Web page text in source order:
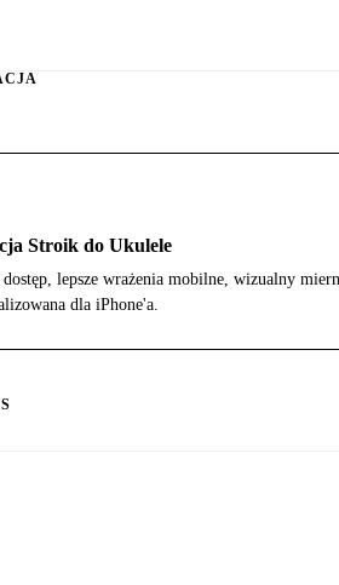
Stroik do Ukulele
dostęp, lepsze wrażenia mobilne, wizualny
dla iPhone'a.